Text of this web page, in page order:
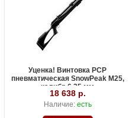
Уценка! Винтовка PCP
пневматическая SnowPeak M25,
калибр 6.35 мм
18 638 р.
Наличие: есть